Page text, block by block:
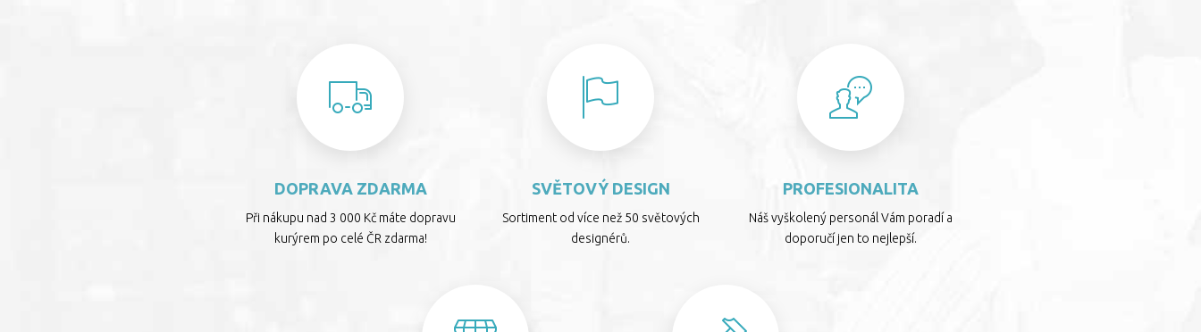
DOPRAVA ZDARMA
Při nákupu nad 3 000 Kč máte dopravu
kurýrem po celé ČR zdarma!
SVĚTOVÝ DESIGN
Sortiment od více než 50 světových
designérů.
PROFESIONALITA
Náš vyškolený personál Vám poradí a
doporučí jen to nejlepší.